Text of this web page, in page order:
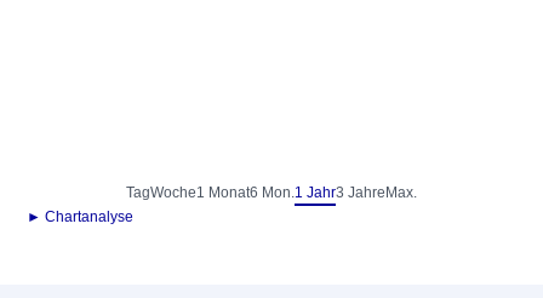
TagWoche1 Monat6 Mon.1 Jahr3 Jahre Max.
► Chartanalyse